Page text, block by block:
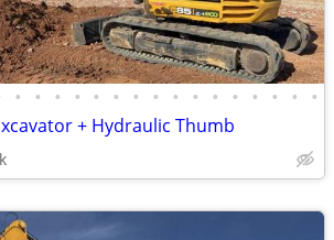
• • • • • • • • • • • • • • • •
+ Hydraulic Thumb